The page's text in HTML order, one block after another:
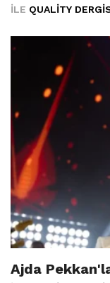
İLE QUALITY
Ajda